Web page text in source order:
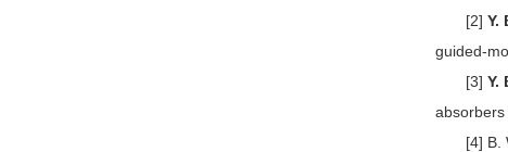
[2] Y.
guided-
[3] Y.
absorbers
[4] B.